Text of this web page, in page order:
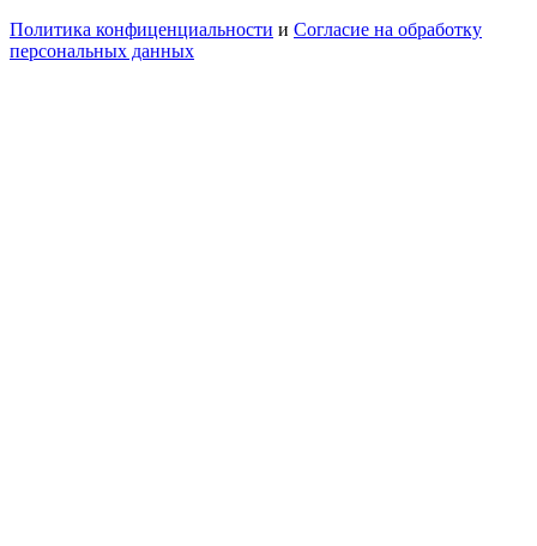
Политика конфиценциальности и Согласие на обработку
персональных данных